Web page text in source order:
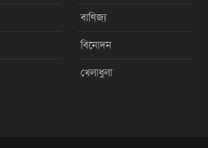
বাণিজ্য
বিনোদন
খেলাধুলা